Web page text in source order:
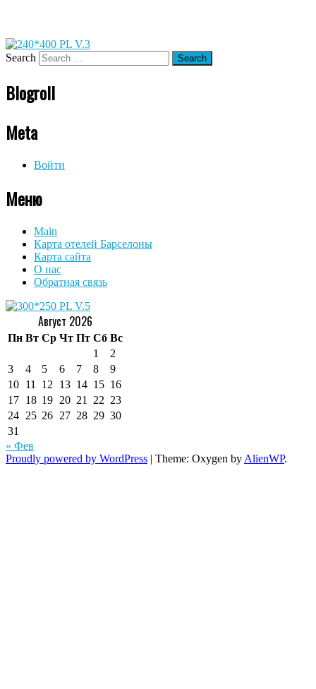
Search
Blogroll
Meta
Войти
Меню
Main
Карта отелей Барселоны
Карта сайта
О нас
Обратная связь
Август 2026
Пн Вт Ср Чт Пт Сб Вс
1
2
3
4 5 6 7 8
9
10 11 12 13 14 15 16
17 18 19 20 21 22 23
24 25 26 27 28 29 30
31
« Фев
Proudly powered by WordPress | Theme: Oxygen by AlienWP.